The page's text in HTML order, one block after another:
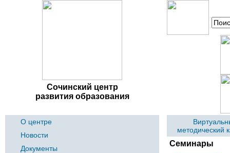
Сочинский центр
развития образования
О центре
Новости
Документы
методический
Семинары